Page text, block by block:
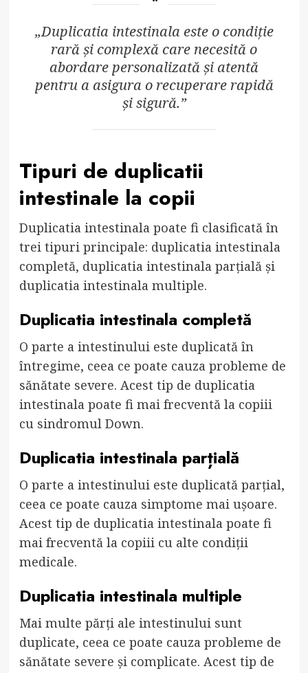
„Duplicatia intestinala este o condiție
rară și complexă care necesită o
abordare personalizată și atentă
pentru a asigura o recuperare rapidă
și sigură.”
Tipuri de duplicatii
intestinale la copii
Duplicatia intestinala poate fi clasificată în
trei tipuri principale: duplicatia intestinala
completă, duplicatia intestinala parțială și
duplicatia intestinala multiple.
Duplicatia intestinala completă
O parte a intestinului este duplicată în
întregime, ceea ce poate cauza probleme de
sănătate severe. Acest tip de duplicatia
intestinala poate fi mai frecventă la copiii
cu sindromul Down.
Duplicatia intestinala parțială
O parte a intestinului este duplicată parțial,
ceea ce poate cauza simptome mai ușoare.
Acest tip de duplicatia intestinala poate fi
mai frecventă la copiii cu alte condiții
medicale.
Duplicatia intestinala multiple
Mai multe părți ale intestinului sunt
duplicate, ceea ce poate cauza probleme de
sănătate severe și complicate. Acest tip de